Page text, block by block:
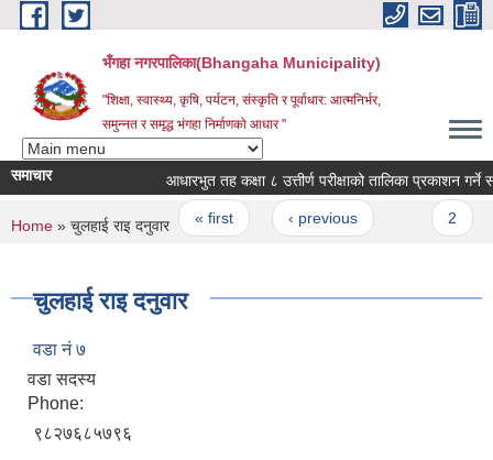
Skip to main content
भँगहा नगरपालिका(Bhangaha Municipality)
"शिक्षा, स्वास्थ्य, कृषि, पर्यटन, संस्कृति र पूर्वाधार: आत्मनिर्भर,
समुन्नत र समृद्ध भंगहा निर्माणको आधार "
समाचार आधारभुत तह कक्षा ८ उत्तीर्ण परीक्षाको तालिका प्रकाशन गर्ने
Pages
« first ‹ previous
You are here
Home » चुलहाई राइ दनुवार
चुलहाई राइ दनुवार
वडा नं ७
वडा सदस्य
Phone:
९८२७६८५७९६